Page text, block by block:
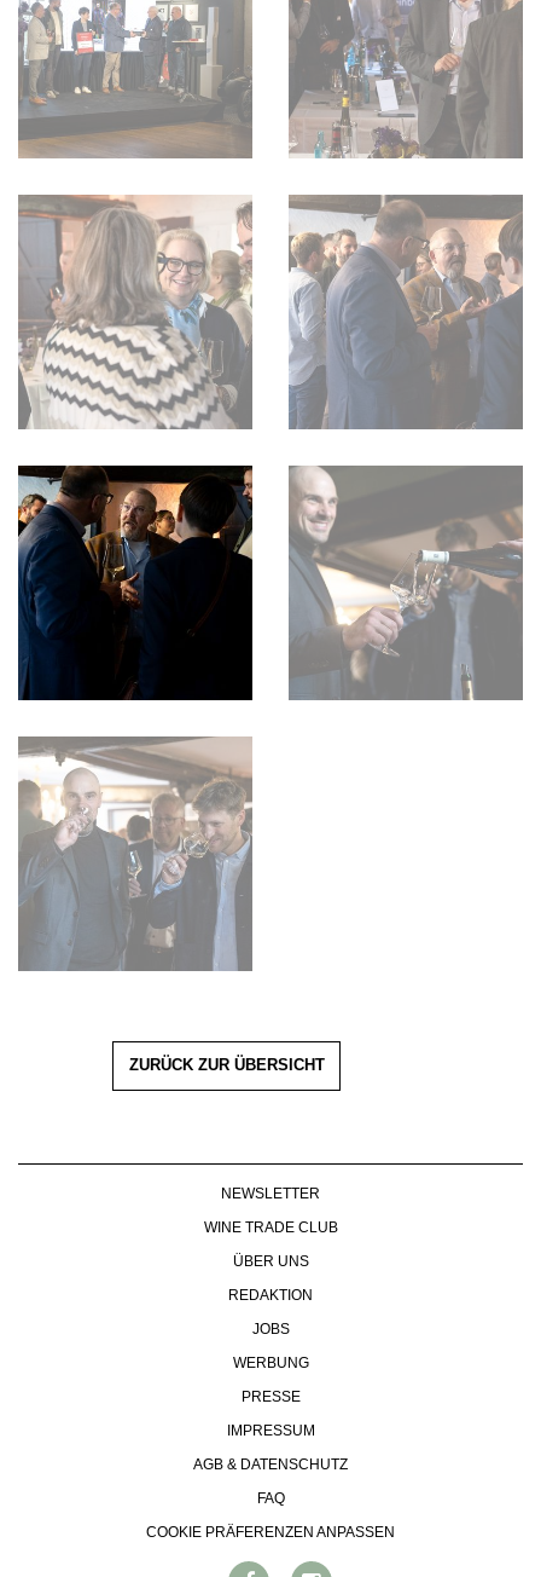
ZURÜCK ZUR ÜBERSICHT
NEWSLETTER
WINE TRADE CLUB
ÜBER UNS
REDAKTION
JOBS
WERBUNG
PRESSE
IMPRESSUM
AGB & DATENSCHUTZ
FAQ
COOKIE PRÄFERENZEN ANPASSEN